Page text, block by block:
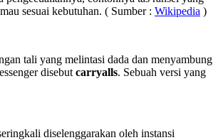
sesuai kebutuhan. ( Sumber : Wikipedia )
tali yang melintasi dada dan menyambung
disebut carryalls. Sebuah versi yang
diselenggarakan oleh instansi